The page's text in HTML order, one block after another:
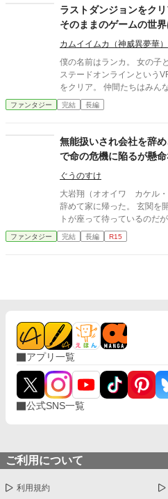
フェンリル、魔神族にエル
り、最強の村が出来上がっていく！？ のんびり
雄の周囲が、どんどんカオ
ファンタジー。
ラストダンジョンをク
そのままのゲームの世
カムイイムカ（神威異夢華）
僕の名前はランカ。 女の子
ステードオンラインという
をクリア。 仲間たちはみん
現実には帰りたくなかった
の神、アルステードが僕の
ファンタジー 完結 長編
無能扱いされ会社を辞
で命の危機に陥るが懸
色々あって心と音速の
ぐうのすけ
大岩翔（オオイワ カケル
辞めて家に帰った。 玄関を
トが座って待っているのだ
か？それに元気もない」 ペ
カケルはペットを頭に乗せ
ファンタジー 完結 長編 R15
アプリ一覧
公式SNS一覧
ご利用について
利用規約